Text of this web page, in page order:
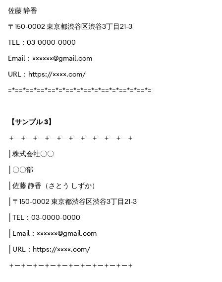
佐藤 静香
〒150-0002 東京都渋谷区渋谷3丁目21-3
TEL：03-0000-0000
Email：××××××@gmail.com
URL：https://××××.com/
=*==*==*==*==*=*==*=*==*=*==*=*==*=*==*=
【サンプル 3】
＋─＋─＋─＋─＋─＋─＋─＋─＋─＋─＋
│株式会社〇〇
│〇〇部
│佐藤 静香（さとう しずか）
│〒150-0002 東京都渋谷区渋谷3丁目21-3
│TEL：03-0000-0000
│Email：××××××@gmail.com
│URL：https://××××.com/
＋─＋─＋─＋─＋─＋─＋─＋─＋─＋─＋